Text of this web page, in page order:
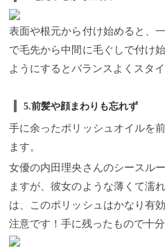
表面や根元から付け始めると、
で毛先から中間に毛ぐしで付け
ようにするとバランスよくスタ
5.前髪や顔まわりも忘れず
手に余ったポリッシュオイルを
ます。
女優の内田理央さんのシースル
ますが、彼女のような薄くて濡
は、このポリッシュはかなり有
注意です！手に残ったもので十分